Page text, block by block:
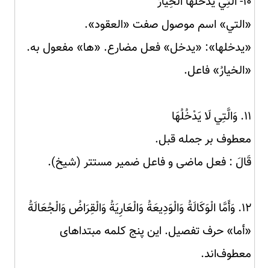
«التي» اسم موصول صفت «العقود».
«يدخلها»: «يدخل» فعل مضارع. «ها» مفعول به.
«الخيارُ» فاعل.
۱۱. وَالَّتِي لَا يَدْخُلُهَا
معطوف بر جمله قبل.
قَالَ : فعل ماضی و فاعل ضمیر مستتر (شیخ).
۱۲. وَأَمَّا الْوَكَالَةُ وَالْوَدِيعَةُ وَالْعَارِيَةُ وَالْقِرَاضُ وَالْجُعَالَةُ
«أما» حرف تفصیل. این پنج کلمه مبتداهای
معطوف‌اند.